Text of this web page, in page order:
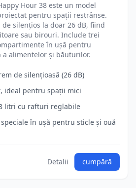
Hour 38 este un model
pentru spații restrânse.
de silențios la doar 26 dB, fiind
sau birouri. Include trei
în ușă pentru
a alimentelor și băuturilor.
de silențioasă (26 dB)
ideal pentru spații mici
litri cu rafturi reglabile
în ușă pentru sticle și ouă
Detalii cumpără